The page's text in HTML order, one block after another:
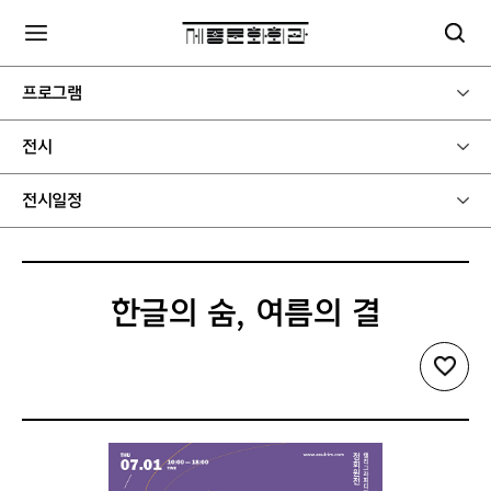
프로그램
전시
전시일정
한글의 숨, 여름의 결